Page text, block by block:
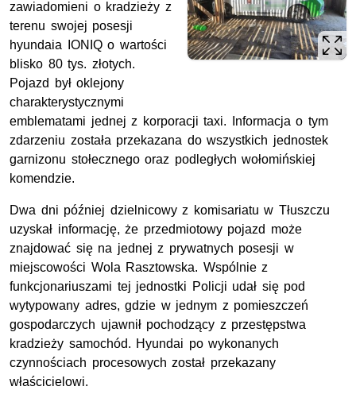
zawiadomieni o kradzieży z
terenu swojej posesji
hyundaia IONIQ o wartości
blisko 80 tys. złotych.
Pojazd był oklejony
charakterystycznymi
emblematami jednej z korporacji taxi. Informacja o tym
zdarzeniu została przekazana do wszystkich jednostek
garnizonu stołecznego oraz podległych wołomińskiej
komendzie.
Dwa dni później dzielnicowy z komisariatu w Tłuszczu
uzyskał informację, że przedmiotowy pojazd może
znajdować się na jednej z prywatnych posesji w
miejscowości Wola Rasztowska. Wspólnie z
funkcjonariuszami tej jednostki Policji udał się pod
wytypowany adres, gdzie w jednym z pomieszczeń
gospodarczych ujawnił pochodzący z przestępstwa
kradzieży samochód. Hyundai po wykonanych
czynnościach procesowych został przekazany
właścicielowi.